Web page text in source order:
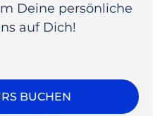
Deine persönliche
auf Dich!
BUCHEN